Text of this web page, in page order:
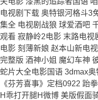
电视剧下载 奥特银河格斗3
集全 电视剧战狼 球爱酒吧
观看 寂静岭2电影 末路电
电影 刻薄新娘 赵本山新电
完整版 酒神小姐 魔幻车神
蛇片大全电影国语 3dmax
《芬芳喜事》定档0922 跆
H乖打开腿H微博 美版假面